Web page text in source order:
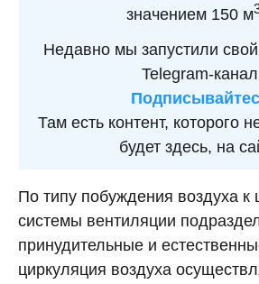
значением 150 м
Недавно мы запустили
Telegram-
Там есть контент, которого
будет здесь, на
По типу побуждения воздуха к
системы вентиляции
принудительные и
циркуляция воздуха